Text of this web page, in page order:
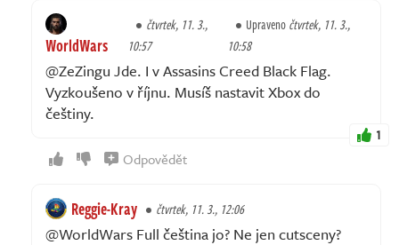
WorldWars
čtvrtek, 11. 3.,
10:57
Upravenočtvrtek, 11. 3.,
10:58
@ZeZingu Jde. I v Assasins Creed Black Flag.
Vyzkoušeno v říjnu. Musíš nastavit Xbox do
češtiny.
1
Odpovědět
Reggie-Kray čtvrtek, 11. 3., 12:06
@WorldWars Full čeština jo? Ne jen cutsceny?